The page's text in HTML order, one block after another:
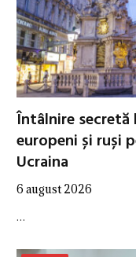
Întâlnire
europeni și ruși
Ucraina
6 august 2026
…